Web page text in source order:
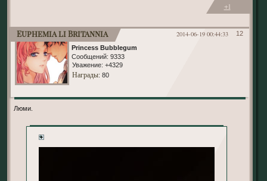
+1
12
2014-06-19 00:44:33
Euphemia li Britannia
Princess Bubblegum
Сообщений: 9333
Уважение: +4329
Награды: 80
Люми.
+